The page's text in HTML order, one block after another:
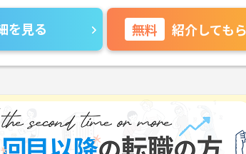
を見る 無料 紹介しても